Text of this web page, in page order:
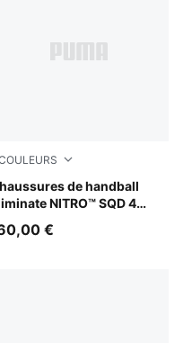
Glimmerde handball
NITRO™ SQD 4
White-PUMA Black-
€